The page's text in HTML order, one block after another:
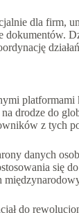
dla firm,
dokumentów.
drodze do
z tych
danych
się
do